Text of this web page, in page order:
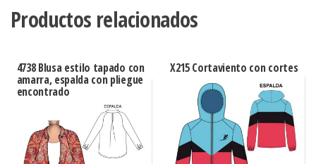
Productos relacionados
4738 Blusa estilo tapado con
amarra, espalda con pliegue
encontrado
X215 Cortaviento con cortes